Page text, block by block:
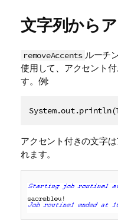
文字列から
removeAccents ルーチ
使用して、アクセント
す。例:
アクセント付きの文字
れます。